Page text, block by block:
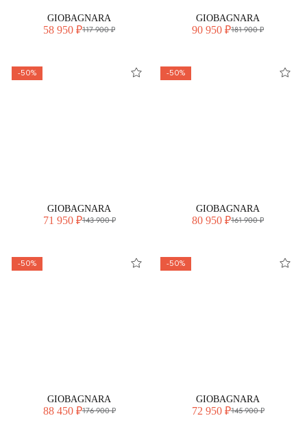
GIOBAGNARA
58 950 ₽117 900 ₽
GIOBAGNARA
90 950 ₽181 900 ₽
-50%
GIOBAGNARA
71 950 ₽143 900 ₽
-50%
GIOBAGNARA
80 950 ₽161 900 ₽
-50%
GIOBAGNARA
88 450 ₽176 900 ₽
-50%
GIOBAGNARA
72 950 ₽145 900 ₽